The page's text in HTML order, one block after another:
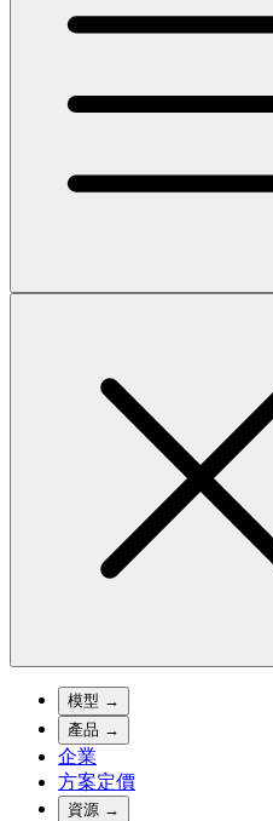
模型 →
產品 →
企業
方案定價
資源 →